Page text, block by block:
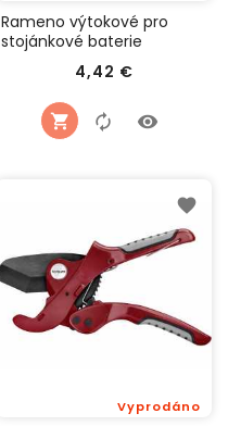
Rameno výtokové pro
stojánkové baterie
240mm, matný chrom,
Baletto 81062M
4,42 €Cena
Vyprodáno